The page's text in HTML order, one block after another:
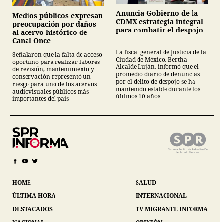
Medios públicos expresan
preocupación por daños
al acervo histórico de
Canal Once
Señalaron que la falta de acceso
oportuno para realizar labores
de revisión, mantenimiento y
conservación representó un
riesgo para uno de los acervos
audiovisuales públicos más
importantes del país
Anuncia Gobierno de la
CDMX estrategia integral
para combatir el despojo
La fiscal general de Justicia de la
Ciudad de México, Bertha
Alcalde Luján, informó que el
promedio diario de denuncias
por el delito de despojo se ha
mantenido estable durante los
últimos 10 años
HOME
ÚLTIMA HORA
DESTACADOS
SALUD
INTERNACIONAL
TV MIGRANTE INFORMA